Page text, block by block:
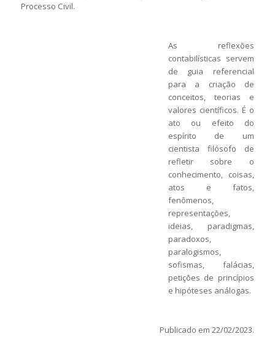
Processo Civil.
As reflexões
contabilísticas servem
de guia referencial
para a criação de
conceitos, teorias e
valores científicos. É o
ato ou efeito do
espírito de um
cientista filósofo de
refletir sobre o
conhecimento, coisas,
atos e fatos,
fenômenos,
representações,
ideias, paradigmas,
paradoxos,
paralogismos,
sofismas, falácias,
petições de princípios
e hipóteses análogas.
Publicado em 22/02/2023.